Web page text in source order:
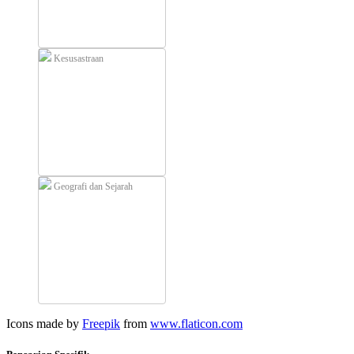
Kesusastraan
Geografi dan Sejarah
Icons made by Freepik from www.flaticon.com